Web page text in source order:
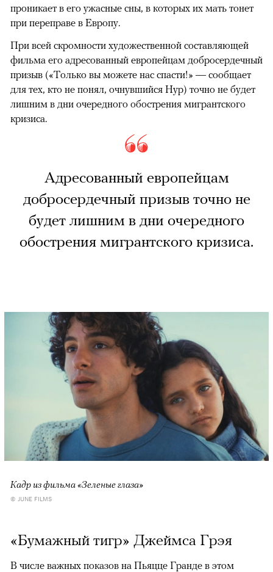
проникает в его ужасные сны, в которых их мать тонет
при переправе в Европу.
При всей скромности художественной составляющей
фильма его адресованный европейцам добросердечный
призыв («Только вы можете нас спасти!» — сообщает
для тех, кто не понял, очнувшийся Нур) точно не будет
лишним в дни очередного обострения мигрантского
кризиса.
Адресованный европейцам
добросердечный призыв точно не
будет лишним в дни очередного
обострения мигрантского кризиса.
Кадр из фильма «Зеленые глаза»
© JUNE FILMS
«Бумажный тигр» Джеймса Грэя
В числе важных показов на Пьяцце Гранде в этом